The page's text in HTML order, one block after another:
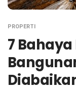
PROPERTI
7